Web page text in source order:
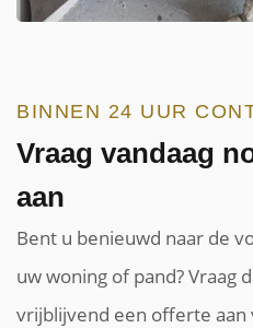
BINNEN 24 UUR
Vraag vandaag
aan
Bent u benieuwd naar de
uw woning of pand? Vraag
vrijblijvend een offerte aan